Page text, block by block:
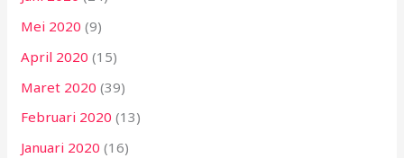
Mei 2020 (9)
April 2020 (15)
Maret 2020 (39)
Februari 2020 (13)
Januari 2020 (16)